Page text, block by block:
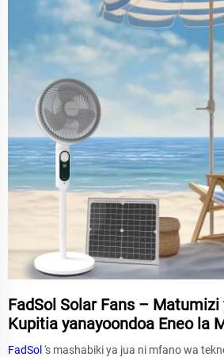
FadSol Solar Fans –
Kupitia yanayoondoa Eneo la
FadSol's mashabiki ya jua ni mfano wa